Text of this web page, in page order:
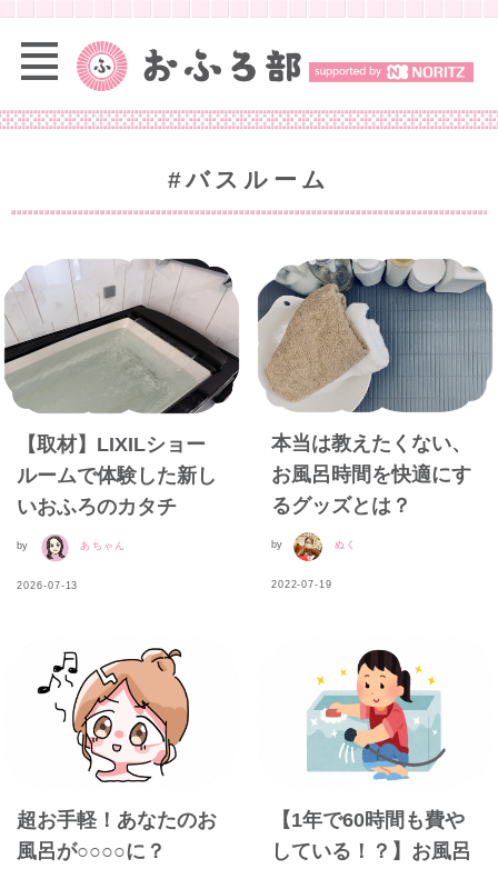
#バスルーム
【取材】LIXILショー
ルームで体験した新し
いおふろのカタチ
by あちゃん
2026-07-13
本当は教えたくない、
お風呂時間を快適にす
るグッズとは？
by ぬく
2022-07-19
超お手軽！あなたのお
風呂が○○○○に？
【1年で60時間も費や
している！？】お風呂